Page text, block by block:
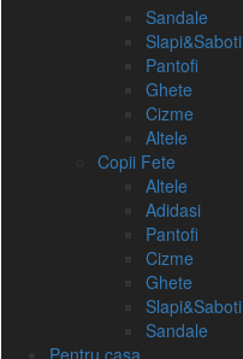
Sandale
Slapi&Saboti
Pantofi
Ghete
Cizme
Altele
Copii Fete
Altele
Adidasi
Pantofi
Cizme
Ghete
Slapi&Saboti
Sandale
Pentru casa